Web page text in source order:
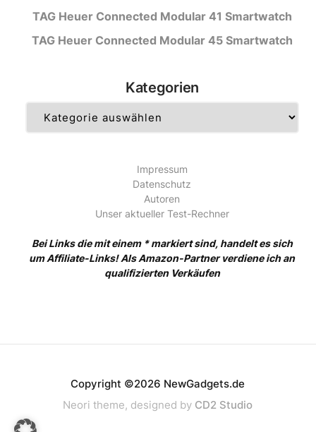
TAG Heuer Connected Modular 41 Smartwatch
TAG Heuer Connected Modular 45 Smartwatch
Kategorien
Impressum
Datenschutz
Autoren
Unser aktueller Test-Rechner
Bei Links die mit einem * markiert sind, handelt es sich
um Affiliate-Links! Als Amazon-Partner verdiene ich an
qualifizierten Verkäufen
Copyright ©2026 NewGadgets.de
Neori theme, designed by CD2 Studio